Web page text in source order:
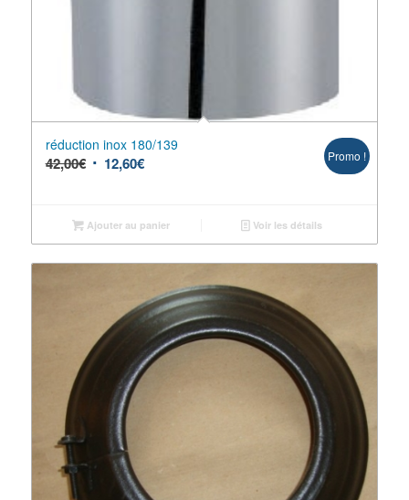
réduction inox 180/139
42,00€ 12,60€ Promo !
Ajouter au panier Voir les détails